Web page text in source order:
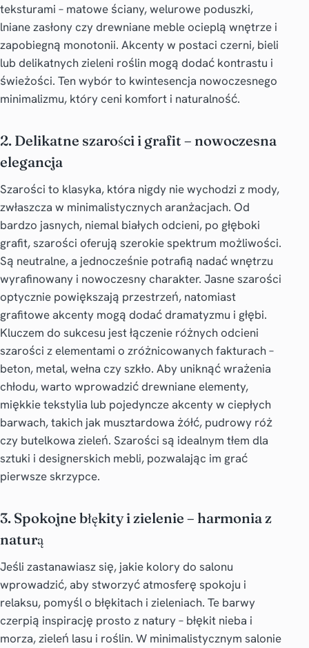
teksturami – matowe ściany, welurowe poduszki,
lniane zasłony czy drewniane meble ocieplą wnętrze i
zapobiegną monotonii. Akcenty w postaci czerni, bieli
lub delikatnych zieleni roślin mogą dodać kontrastu i
świeżości. Ten wybór to kwintesencja nowoczesnego
minimalizmu, który ceni komfort i naturalność.
2. Delikatne szarości i grafit – nowoczesna
elegancja
Szarości to klasyka, która nigdy nie wychodzi z mody,
zwłaszcza w minimalistycznych aranżacjach. Od
bardzo jasnych, niemal białych odcieni, po głęboki
grafit, szarości oferują szerokie spektrum możliwości.
Są neutralne, a jednocześnie potrafią nadać wnętrzu
wyrafinowany i nowoczesny charakter. Jasne szarości
optycznie powiększają przestrzeń, natomiast
grafitowe akcenty mogą dodać dramatyzmu i głębi.
Kluczem do sukcesu jest łączenie różnych odcieni
szarości z elementami o zróżnicowanych fakturach –
beton, metal, wełna czy szkło. Aby uniknąć wrażenia
chłodu, warto wprowadzić drewniane elementy,
miękkie tekstylia lub pojedyncze akcenty w ciepłych
barwach, takich jak musztardowa żółć, pudrowy róż
czy butelkowa zieleń. Szarości są idealnym tłem dla
sztuki i designerskich mebli, pozwalając im grać
pierwsze skrzypce.
3. Spokojne błękity i zielenie – harmonia z
naturą
Jeśli zastanawiasz się, jakie kolory do salonu
wprowadzić, aby stworzyć atmosferę spokoju i
relaksu, pomyśl o błękitach i zieleniach. Te barwy
czerpią inspirację prosto z natury – błękit nieba i
morza, zieleń lasu i roślin. W minimalistycznym salonie